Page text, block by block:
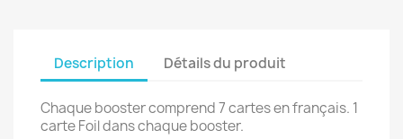
Description Détails du produit
Chaque booster comprend 7 cartes en français. 1
carte Foil dans chaque booster.